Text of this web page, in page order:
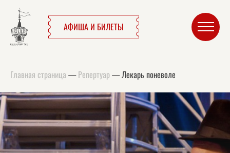
АФИША И БИЛЕТЫ
Главная страница —Репертуар—Лекарь поневоле